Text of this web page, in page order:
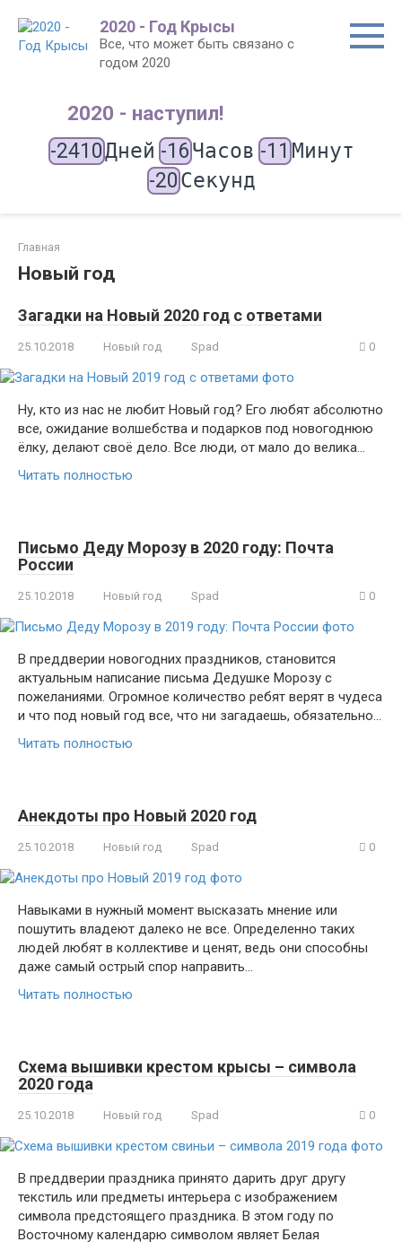
контенту
2020 - Год Крысы
Все, что может быть связано с
годом 2020
2020 - наступил!
-2410Дней -16Часов -11Минут
-20Секунд
Главная
Новый год
Загадки на Новый 2020 год с ответами
25.10.2018 Новый год Spad 0
Ну, кто из нас не любит Новый год? Его любят абсолютно
все, ожидание волшебства и подарков под новогоднюю
ёлку, делают своё дело. Все люди, от мало до велика…
Читать полностью
Письмо Деду Морозу в 2020 году: Почта
России
25.10.2018 Новый год Spad 0
В преддверии новогодних праздников, становится
актуальным написание письма Дедушке Морозу с
пожеланиями. Огромное количество ребят верят в чудеса
и что под новый год все, что ни загадаешь, обязательно…
Читать полностью
Анекдоты про Новый 2020 год
25.10.2018 Новый год Spad 0
Навыками в нужный момент высказать мнение или
пошутить владеют далеко не все. Определенно таких
людей любят в коллективе и ценят, ведь они способны
даже самый острый спор направить…
Читать полностью
Схема вышивки крестом крысы – символа
2020 года
25.10.2018 Новый год Spad 0
В преддверии праздника принято дарить друг другу
текстиль или предметы интерьера с изображением
символа предстоящего праздника. В этом году по
Восточному календарю символом являет Белая